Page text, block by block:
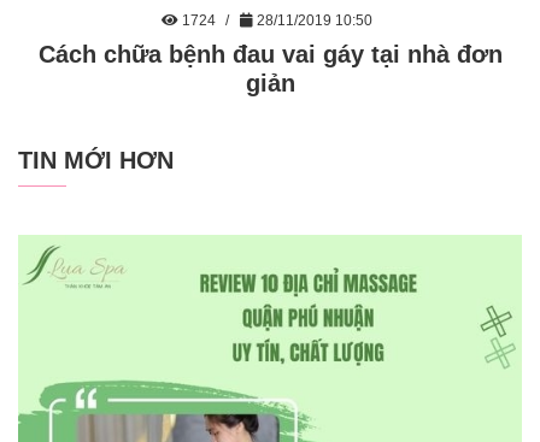
1724 28/11/2019 10:50
Cách chữa bệnh đau vai gáy tại nhà đơn
giản
TIN MỚI HƠN